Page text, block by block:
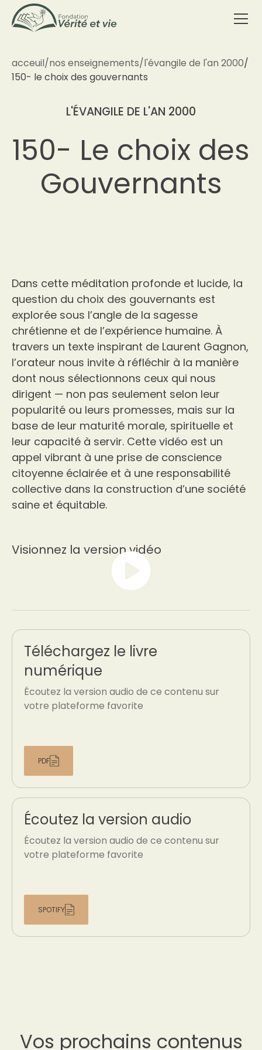
acceuil/nos enseignements/l'évangile de l'an 2000/
150- le choix des gouvernants
L'ÉVANGILE DE L'AN 2000
150- Le choix des
Gouvernants
Dans cette méditation profonde et lucide, la
question du choix des gouvernants est
explorée sous l’angle de la sagesse
chrétienne et de l’expérience humaine. À
travers un texte inspirant de Laurent Gagnon,
l’orateur nous invite à réfléchir à la manière
dont nous sélectionnons ceux qui nous
dirigent — non pas seulement selon leur
popularité ou leurs promesses, mais sur la
base de leur maturité morale, spirituelle et
leur capacité à servir. Cette vidéo est un
appel vibrant à une prise de conscience
citoyenne éclairée et à une responsabilité
collective dans la construction d’une société
saine et équitable.
Visionnez la version vidéo
Téléchargez le livre
numérique
Écoutez la version audio de ce contenu sur
votre plateforme favorite
PDF
Écoutez la version audio
Écoutez la version audio de ce contenu sur
votre plateforme favorite
SPOTIFY
Vos prochains contenus